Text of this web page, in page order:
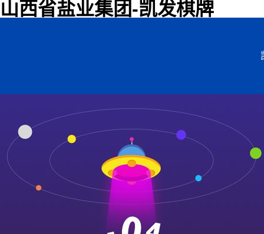
山西省盐业集团-凯发棋牌